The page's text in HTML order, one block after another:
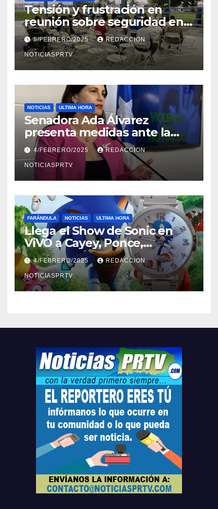
Tensión y frustración en
reunión sobre seguridad en
Reparto Metropolitano
5/FEBRERO/2025 REDACCION
NOTICIASPRTV
NOTICIAS ULTIMA HORA
Senadora Ada Álvarez
presenta medidas ante la
violencia en el noviazgo
4/FEBRERO/2025 REDACCION
NOTICIASPRTV
FARÁNDULA NOTICIAS ULTIMA HORA
Llega el Show de Sonic en
ViVO a Cayey, Ponce,
Barceloneta y Humacao,
Relojes gratis para el que
compre ahora….
4/FEBRERO/2025 REDACCION
NOTICIASPRTV